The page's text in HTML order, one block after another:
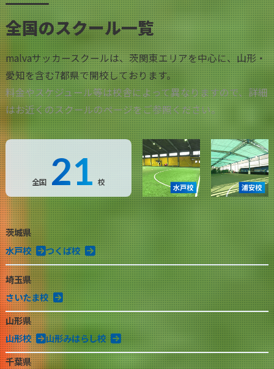
全国のスクール一覧
malvaサッカースクールは、茨関東エリアを中心に、山形・
愛知を含む7都県で開校しております。
料金やスケジュール等は校舎によって異なりますので、詳細
はお近くのスクールのページをご参照ください。
全国 21 校
茨城県
水戸校
つくば校
埼玉県
さいたま校
山形県
山形校
山形みはらし校
千葉県